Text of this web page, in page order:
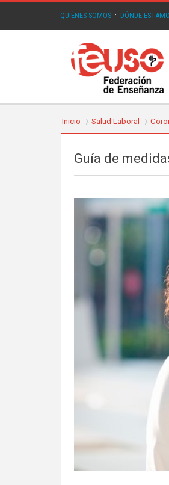
QUIÉNES SOMOS · DÓNDE
Inicio Salud Laboral
Guía de